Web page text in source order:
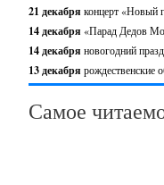
21 декабря концерт «Новый
14 декабря «Парад Дедов
14 декабря новогодний
13 декабря рождественские
Самое